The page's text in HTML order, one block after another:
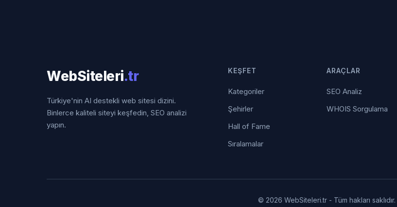
WebSiteleri.tr
Türkiye'nin AI destekli web sitesi dizini.
Binlerce kaliteli siteyi keşfedin, SEO analizi
yapın.
KEŞFET
Kategoriler
Şehirler
Hall of Fame
Sıralamalar
ARAÇLAR
SEO Analiz
WHOIS Sorgulama
© 2026 WebSiteleri.tr - Tüm hakları saklıdır.